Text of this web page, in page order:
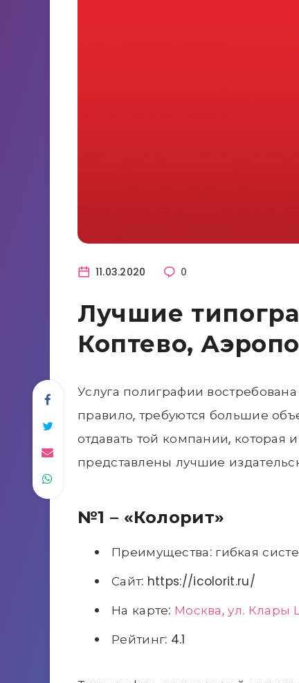
11.03.2020 0
Лучшие
Коптево,
Услуга полиграфии
правило, требуются большие
отдавать той компании, которая
представлены лучшие
№1 – «Колорит»
Преимущества: гибкая
Сайт: https://icolorit.ru/
На карте: Москва, ул. Клары
Рейтинг: 4.1